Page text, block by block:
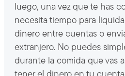
luego, una vez que te has
necesita tiempo para
dinero entre cuentas o
extranjero. No puedes
durante la comida que vas